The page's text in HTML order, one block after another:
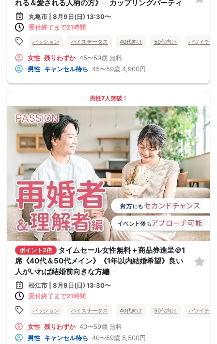
れる＆愛される人柄の方》 カップリングパーティ
丸亀市 | 8月9日(日) 13:30〜
受付終了まで21時間
パッション ハイステータス 40代向け 50代向け バツイチ・
女性 残りわずか 45〜59歳 無料
男性 キャンセル待ち 45〜59歳 4,900円
男性7人突破！
ポイント2倍
タイムセール女性無料＋商品券進呈＠1
席《40代＆50代メイン》《1年以内結婚希望》良い
人がいれば結婚前向きな方編
松江市 | 8月9日(日) 13:30〜
受付終了まで21時間
パッション ハイステータス 40代向け 50代向け バツイチ・
女性 残りわずか 40〜59歳 無料
男性 キャンセル待ち 40〜59歳 5,500円